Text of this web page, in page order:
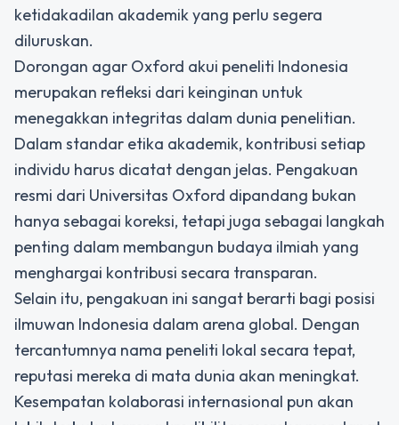
ketidakadilan akademik yang perlu segera
diluruskan.
Dorongan agar Oxford akui peneliti Indonesia
merupakan refleksi dari keinginan untuk
menegakkan integritas dalam dunia penelitian.
Dalam standar etika akademik, kontribusi setiap
individu harus dicatat dengan jelas. Pengakuan
resmi dari Universitas Oxford dipandang bukan
hanya sebagai koreksi, tetapi juga sebagai langkah
penting dalam membangun budaya ilmiah yang
menghargai kontribusi secara transparan.
Selain itu, pengakuan ini sangat berarti bagi posisi
ilmuwan Indonesia dalam arena global. Dengan
tercantumnya nama peneliti lokal secara tepat,
reputasi mereka di mata dunia akan meningkat.
Kesempatan kolaborasi internasional pun akan